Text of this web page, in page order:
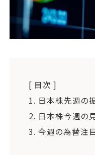
メールマガジン登
よくある質問
[ 目次 ]
1. 日本株先週の
2. 日本株今週の
3. 今週の為替注